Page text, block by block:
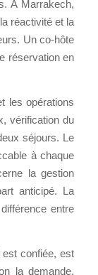
À Marrakech,
réactivité et la
Un co-hôte
réservation en
les opérations
vérification du
séjours. Le
à chaque
la gestion
anticipé. La
entre
est confiée, est
la demande,